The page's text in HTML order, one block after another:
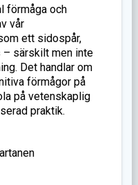
förmåga och
vår
ett sidospår,
– särskilt men inte
Det handlar om
förmågor på
på vetenskaplig
praktik.